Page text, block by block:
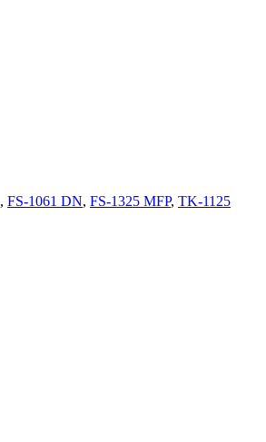
, FS-1061 DN, FS-1325 MFP, TK-1125